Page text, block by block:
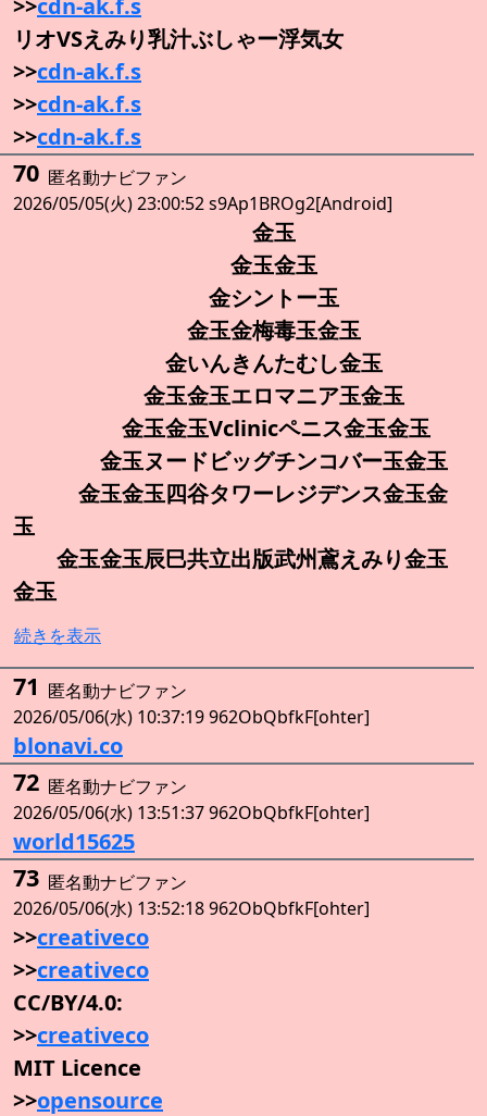
>>cdn-ak.f.s
リオVSえみり乳汁ぶしゃー浮気女
>>cdn-ak.f.s
>>cdn-ak.f.s
>>cdn-ak.f.s
70 匿名動ナビファン
2026/05/05(火) 23:00:52 s9Ap1BROg2[Android]
金玉
金玉金玉
金シントー玉
金玉金梅毒玉金玉
金いんきんたむし金玉
金玉金玉エロマニア玉金玉
金玉金玉Vclinicペニス金玉金玉
金玉ヌードビッグチンコバー玉金玉
金玉金玉四谷タワーレジデンス金玉金
玉
金玉金玉辰巳共立出版武州鳶えみり金玉
金玉
続きを表示
71 匿名動ナビファン
2026/05/06(水) 10:37:19 962ObQbfkF[ohter]
blonavi.co
72 匿名動ナビファン
2026/05/06(水) 13:51:37 962ObQbfkF[ohter]
world15625
73 匿名動ナビファン
2026/05/06(水) 13:52:18 962ObQbfkF[ohter]
>>creativeco
>>creativeco
CC/BY/4.0:
>>creativeco
MIT Licence
>>opensource